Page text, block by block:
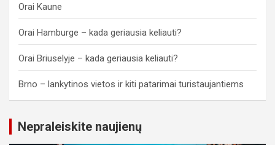
Orai Kaune
Orai Hamburge – kada geriausia keliauti?
Orai Briuselyje – kada geriausia keliauti?
Brno – lankytinos vietos ir kiti patarimai turistaujantiems
Nepraleiskite naujienų